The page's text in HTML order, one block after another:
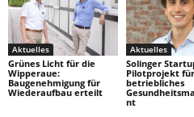
Aktuelles
Grünes Licht für die
Wipperaue:
Baugenehmigung für
Wiederaufbau erteilt
Aktuelles
Solinger
Pilotprojekt für
betriebliches
nt